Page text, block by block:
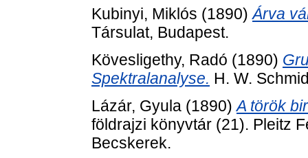
Kubinyi, Miklós (1890)Árva
Társulat, Budapest.
Kövesligethy, Radó (1890)
Spektralanalyse. H. W.
Lázár, Gyula (1890)A török
földrajzi könyvtár (21). Pleitz
Becskerek.